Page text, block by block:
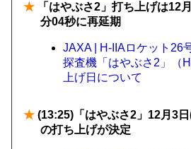
★ 「はやぶさ2」打ち上げは12
分04秒に再延期
JAXA | H-IIAロケット26
探査機「はやぶさ2」（
上げ日について
★ (13:25)「はやぶさ2」12月3
の打ち上げが決定